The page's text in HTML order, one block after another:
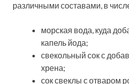
различными составами, в
морская вода, куда
капель йода;
свекольный сок с
хрена;
сок свеклы с отваром